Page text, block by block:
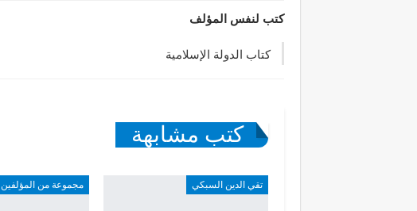
كتب لنفس المؤلف
كتاب الدولة الإسلامية
كتب مشابهة
تقي الدين السبكي مجموعة من المؤلفين